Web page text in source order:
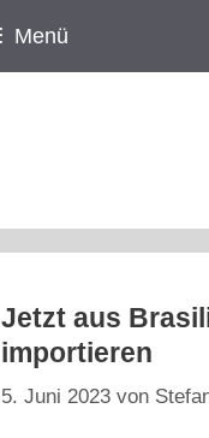
Menü
Jetzt aus
importieren
5. Juni 2023 von